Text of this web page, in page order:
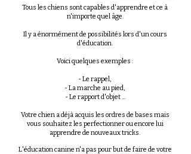
Tous les chiens sont capables d'apprendre et ce à
n'importe quel âge.
Il y a énormément de possibilités lors d'un cours
d'éducation.
Voici quelques exemples :
- Le rappel,
- La marche au pied,
- Le rapport d'objet ...
Votre chien a déjà acquis les ordres de bases mais
vous souhaitez les perfectionner ou encore lui
apprendre de nouveaux tricks.
L'éducation canine n'a pas pour but de faire de votre